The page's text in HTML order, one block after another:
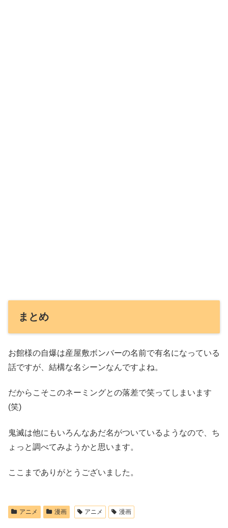
まとめ
お館様の自爆は産屋敷ボンバーの名前で有名になっている
話ですが、結構な名シーンなんですよね。
だからこそこのネーミングとの落差で笑ってしまいます
(笑)
鬼滅は他にもいろんなあだ名がついているようなので、ち
ょっと調べてみようかと思います。
ここまでありがとうございました。
アニメ 漫画 アニメ 漫画